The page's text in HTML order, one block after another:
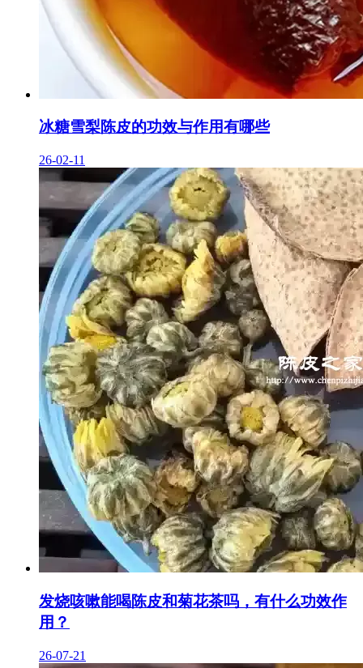
冰糖雪梨陈皮的功效与作用有哪些
26-02-11
发烧咳嗽能喝陈皮和菊花茶吗，有什么功效作
用？
26-07-21